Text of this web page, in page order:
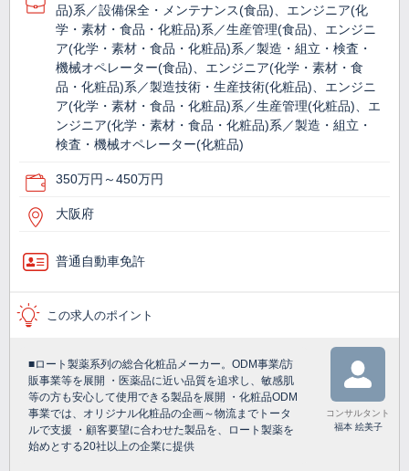
品)系／設備保全・メンテナンス(食品)、エンジニア(化
学・素材・食品・化粧品)系／生産管理(食品)、エンジニ
ア(化学・素材・食品・化粧品)系／製造・組立・検査・
機械オペレーター(食品)、エンジニア(化学・素材・食
品・化粧品)系／製造技術・生産技術(化粧品)、エンジニ
ア(化学・素材・食品・化粧品)系／生産管理(化粧品)、エ
ンジニア(化学・素材・食品・化粧品)系／製造・組立・
検査・機械オペレーター(化粧品)
350万円～450万円
大阪府
普通自動車免許
この求人のポイント
■ロート製薬系列の総合化粧品メーカー。ODM事業/訪
販事業等を展開 ・医薬品に近い品質を追求し、敏感肌
等の方も安心して使用できる製品を展開 ・化粧品ODM
事業では、オリジナル化粧品の企画～物流までトータ
ルで支援 ・顧客要望に合わせた製品を、ロート製薬を
始めとする20社以上の企業に提供
コンサルタント
福本 絵美子